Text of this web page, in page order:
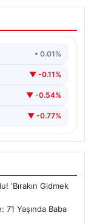
• 0.01%
▼ -0.11%
▼ -0.54%
▼ -0.77%
‘Bırakın Gidmek
71 Yaşında Baba